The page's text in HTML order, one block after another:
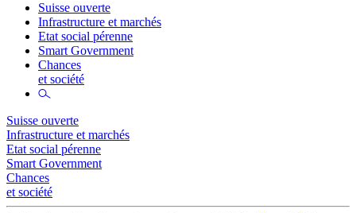
Suisse ouverte
Infrastructure et marchés
Etat social pérenne
Smart Government
Chances
et société
Suisse ouverte
Infrastructure et marchés
Etat social pérenne
Smart Government
Chances
et société